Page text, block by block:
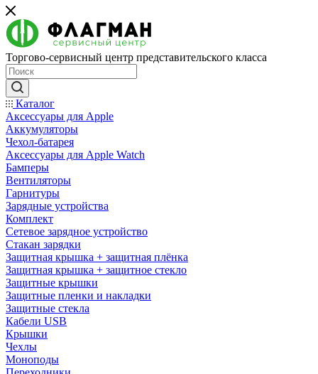
Торгово-сервисный центр представительского класса
Каталог
Аксессуары для Apple
Аккумуляторы
Чехол-батарея
Аксессуары для Apple Watch
Бамперы
Вентиляторы
Гарнитуры
Зарядные устройства
Комплект
Сетевое зарядное устройство
Стакан зарядки
Защитная крышка + защитная плёнка
Защитная крышка + защитное стекло
Защитные крышки
Защитные пленки и накладки
Защитные стекла
Кабели USB
Крышки
Чехлы
Моноподы